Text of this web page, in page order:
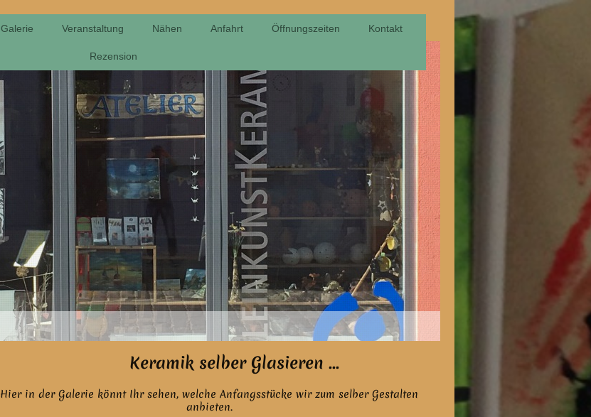
Galerie Veranstaltung Nähen Anfahrt Öffnungszeiten Kontakt
Rezension
Keramik selber Glasieren ...
Hier in der Galerie könnt Ihr sehen, welche Anfangsstücke wir zum selber Gestalten
anbieten.